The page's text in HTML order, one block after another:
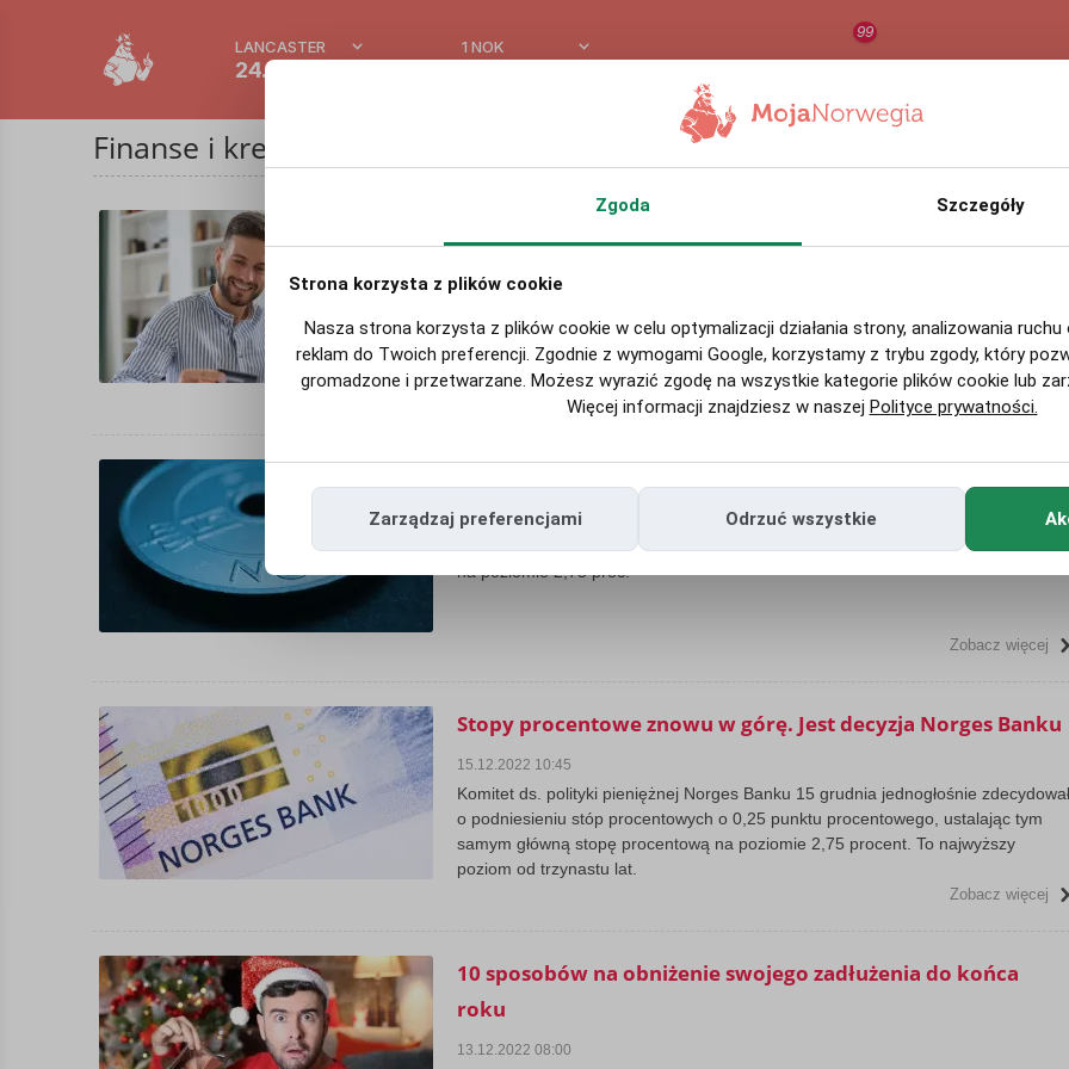
LANCASTER
24.7 °C
1 NOK
99
Finanse i kredyty
czuć się bezpiecznie. Większość z Was często zadaje pytanie: co byłoby lepsze
w ich sytuacji? Kredyt gotówkowy, czy karta kredytowa? To, co jest lepsze: kredyt
gotówkowy czy karta ...
Zobacz więcej
19.01.2023 11:45
19 stycznia Norges Bank poinformował, że utrzymuje główną stopę procentową
na poziomie 2,75 proc.
Zobacz więcej
Stopy procentowe znowu w górę. Jest decyzja Norges Banku
15.12.2022 10:45
Komitet ds. polityki pieniężnej Norges Banku 15 grudnia jednogłośnie zdecydował
o podniesieniu stóp procentowych o 0,25 punktu procentowego, ustalając tym
samym główną stopę procentową na poziomie 2,75 procent. To najwyższy
poziom od trzynastu lat.
Zobacz więcej
10 sposobów na obniżenie swojego zadłużenia do końca
roku
13.12.2022 08:00
Zgoda Szczegóły
Strona korzysta z plików cookie
Nasza strona korzysta z plików cookie w celu optymalizacji działania strony, analizowania
reklam do Twoich preferencji. Zgodnie z wymogami Google, korzystamy z trybu zgody, który
gromadzone i przetwarzane. Możesz wyrazić zgodę na wszystkie kategorie plików cookie lub
Więcej informacji znajdziesz w naszej Polityce prywatności.
Zarządzaj preferencjami Odrzuć wszystkie